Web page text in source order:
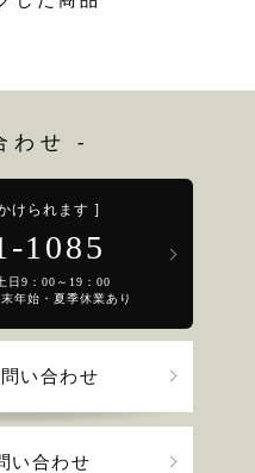
わせ -
けられます ]
1085
9：00～19：00
年始・夏季休業あり
い合わせ
い合わせ